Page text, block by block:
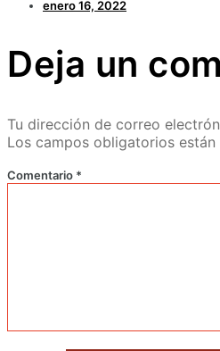
enero 16, 2022
Deja un
Tu dirección de correo
Los campos obligatorios
Comentario *